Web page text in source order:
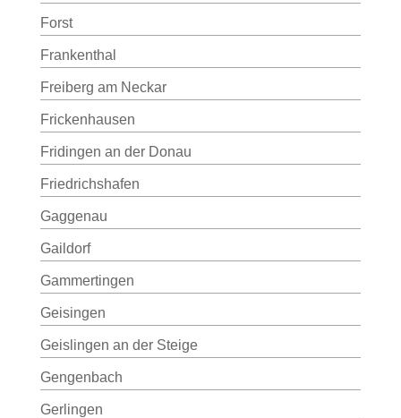
Forst
Frankenthal
Freiberg am Neckar
Frickenhausen
Fridingen an der Donau
Friedrichshafen
Gaggenau
Gaildorf
Gammertingen
Geisingen
Geislingen an der Steige
Gengenbach
Gerlingen